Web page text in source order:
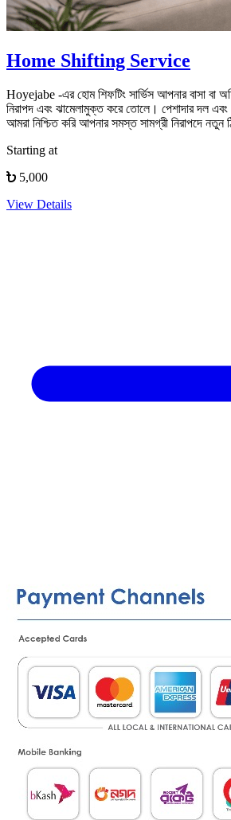
Home Shifting Service
Hoyejabe -এর হোম শিফটিং সার্ভিস আপনার বাসা বা
নিরাপদ এবং ঝামেলামুক্ত করে তোলে। পেশাদার দল এবং
আমরা নিশ্চিত করি আপনার সমস্ত সামগ্রী নিরাপদে নতুন
Starting at
5,000
View Details